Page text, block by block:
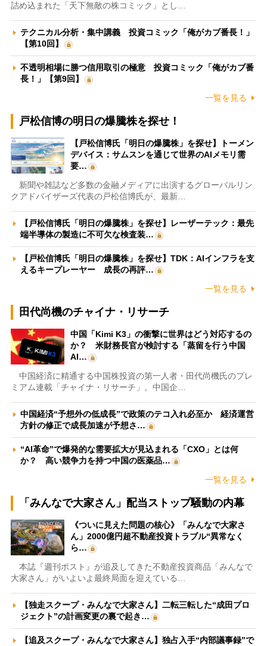
詰め込まれた「天下無敵の株コミック」とし…
テクニカル分析・集中講義 投資コミック「俺がカブ番長！」
【第10回】
不透明相場に勝つ信用取引の極意 投資コミック「俺がカブ番
長！」【第9回】
一覧を見る
戸松信博の明日の爆騰株を探せ！
【戸松信博氏「明日の爆騰株」を探せ】トーメン
デバイス：サムスンを通じて世界のAIメモリ需
要…
新聞や雑誌など多数の金融メディアに出演するグローバルリン
クアドバイザーズ代表の戸松信博氏が、最新…
【戸松信博氏「明日の爆騰株」を探せ】レーザーテック：最先
端半導体の製造に不可欠な検査装…
【戸松信博氏「明日の爆騰株」を探せ】TDK：AIインフラを支
えるキープレーヤー 成長の再評…
一覧を見る
田代尚機のチャイナ・リサーチ
中国「Kimi K3」の衝撃に世界はどう対応するの
か？ 米財務長官が検討する「蒸留を行う中国
AI…
中国経済に精通する中国株投資の第一人者・田代尚機氏のプレ
ミアム連載「チャイナ・リサーチ」。中国企…
中国経済“予想外の低成長”で政策のテコ入れ必至か 経済運営
方針の修正で成長加速が予想さ…
“AI革命”で爆発的な需要拡大が見込まれる「CXO」とは何
か？ 高い競争力を持つ中国の医薬品…
一覧を見る
「みんなで大家さん」配当ストップ騒動の内幕
《ついに見えた問題の核心》「みんなで大家さ
ん」2000億円超不動産投資トラブル“異常なく
ら…
本誌『週刊ポスト』が追及してきた不動産投資商品「みんなで
大家さん」がいよいよ最終局面を迎えている…
【独走スクープ・みんなで大家さん】二転三転した“成田プロ
ジェクト”の計画変更の裏で起き…
【追及スクープ・みんなで大家さん】独占入手“内部議事録”で